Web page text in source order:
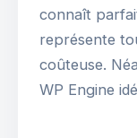
connaît
représente
coûteuse.
WP Engine